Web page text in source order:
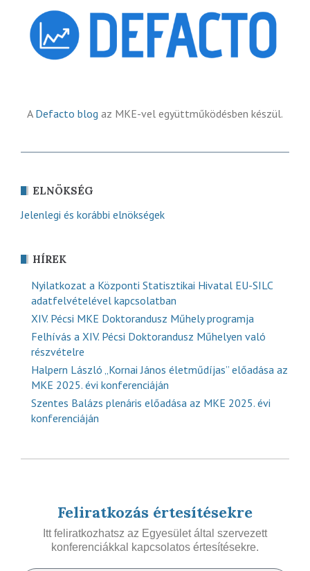
A Defacto blog az MKE-vel együttműködésben készül.
ELNÖKSÉG
Jelenlegi és korábbi elnökségek
HÍREK
Nyilatkozat a Központi Statisztikai Hivatal EU-SILC
adatfelvételével kapcsolatban
XIV. Pécsi MKE Doktorandusz Műhely programja
Felhívás a XIV. Pécsi Doktorandusz Műhelyen való
részvételre
Halpern László „Kornai János életműdíjas” előadása az
MKE 2025. évi konferenciáján
Szentes Balázs plenáris előadása az MKE 2025. évi
konferenciáján
Feliratkozás értesítésekre
Itt feliratkozhatsz az Egyesület által szervezett
konferenciákkal kapcsolatos értesítésekre.